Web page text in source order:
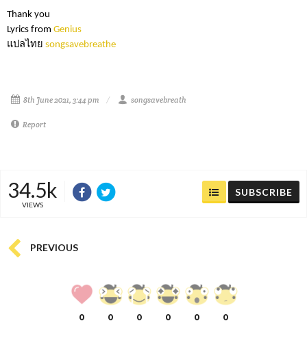
Thank you
Lyrics from Genius
แปลไทย songsavebreathe
8th June 2021, 3:44 pm songsavebreath
Report
34.5k
VIEWS
SUBSCRIBE
PREVIOUS
0 0 0 0 0 0